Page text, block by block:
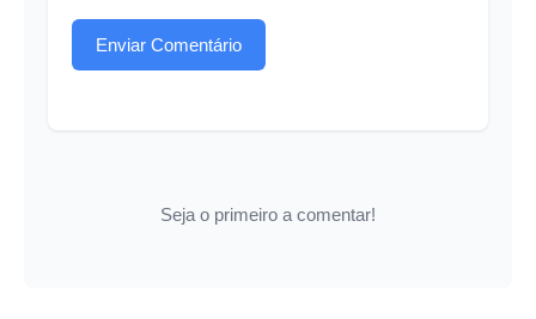
Enviar Comentário
Seja o primeiro a comentar!